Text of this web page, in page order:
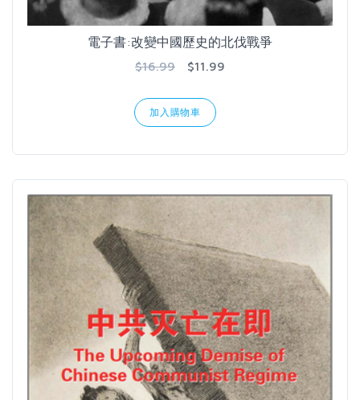
電子書:改變中國歷史的北伐戰爭
$16.99
$11.99
加入購物車